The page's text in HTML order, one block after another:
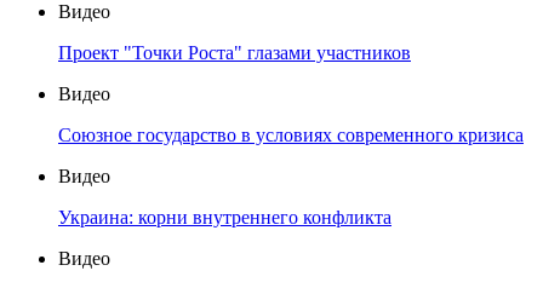
Видео
Проект "Точки Роста" глазами участников
Видео
Союзное государство в условиях современного кризиса
Видео
Украина: корни внутреннего конфликта
Видео